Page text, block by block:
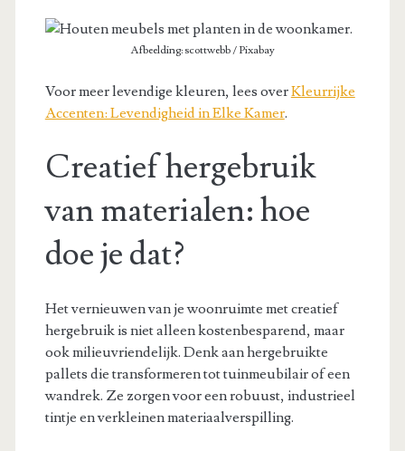
Afbeelding: scottwebb / Pixabay
Voor meer levendige kleuren, lees overKleurrijke
Accenten: Levendigheid in Elke Kamer.
Creatief hergebruik
van materialen: hoe
doe je dat?
Het vernieuwen van je woonruimte met creatief
hergebruik is niet alleen kostenbesparend, maar
ook milieuvriendelijk. Denk aan hergebruikte
pallets die transformeren tot tuinmeubilair of een
wandrek. Ze zorgen voor een robuust, industrieel
tintje en verkleinen materiaalverspilling.